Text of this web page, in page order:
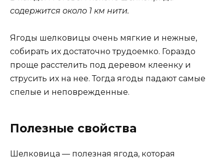
содержится около 1 км нити.
Ягоды шелковицы очень мягкие и нежные,
собирать их достаточно трудоемко. Гораздо
проще расстелить под деревом клеенку и
струсить их на нее. Тогда ягоды падают самые
спелые и неповрежденные.
Полезные свойства
Шелковица — полезная ягода, которая